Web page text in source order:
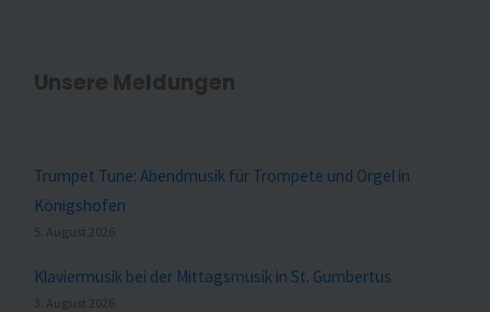
Unsere Meldungen
Trumpet Tune: Abendmusik für Trompete und Orgel in
Königshofen
5. August 2026
Klaviermusik bei der Mittagsmusik in St. Gumbertus
3. August 2026